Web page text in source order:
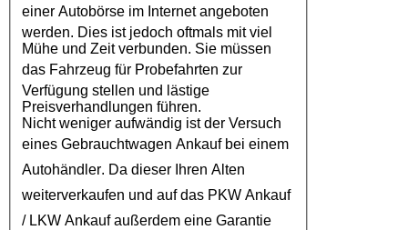
einer Autobörse im Internet angeboten
werden. Dies ist jedoch oftmals mit viel
Mühe und Zeit verbunden. Sie müssen
das Fahrzeug für Probefahrten zur
Verfügung stellen und lästige
Preisverhandlungen führen.
Nicht weniger aufwändig ist der Versuch
eines Gebrauchtwagen Ankaufbei einem
Autohändler. Da dieser Ihren Alten
weiterverkaufen und auf das PKW Ankauf
/ LKW Ankaufaußerdem eine Garantie